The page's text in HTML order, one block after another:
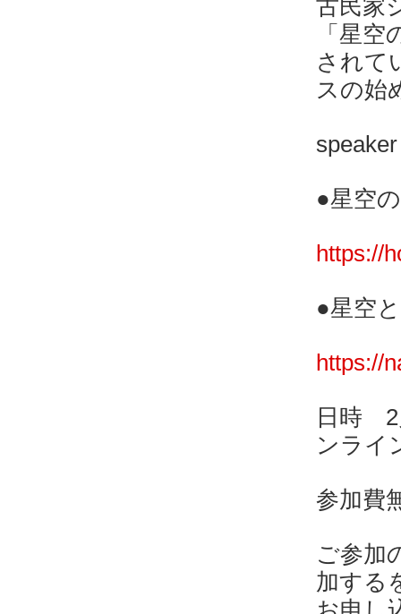
古民家
「星
されて
スの始
●星空
https://
●星空
https://
日時 2
ンライ
参加費
ご参加
加する